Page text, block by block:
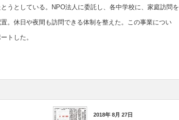
うとしている。NPO法人に委託し、各中学校に、家庭訪問を
。休日や夜間も訪問できる体制を整えた。この事業につい
トした。
2018年 8月 27日